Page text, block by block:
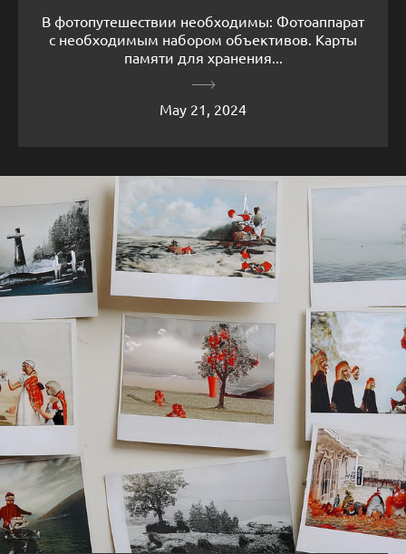
В фотопутешествии необходимы: Фотоаппарат
с необходимым набором объективов. Карты
памяти для хранения...
May 21, 2024